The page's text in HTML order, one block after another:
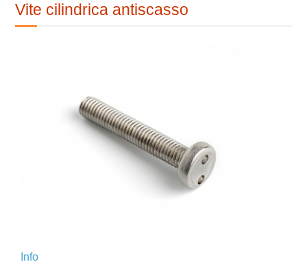
Vite cilindrica antiscasso
Info